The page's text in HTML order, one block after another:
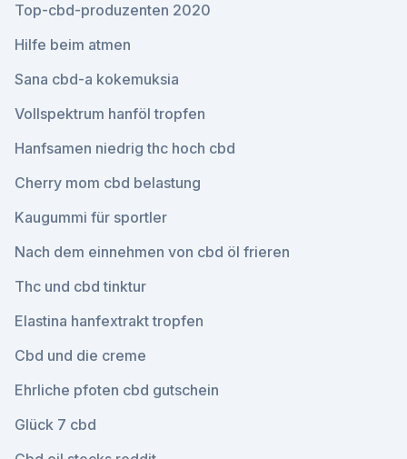
Top-cbd-produzenten 2020
Hilfe beim atmen
Sana cbd-a kokemuksia
Vollspektrum hanföl tropfen
Hanfsamen niedrig thc hoch cbd
Cherry mom cbd belastung
Kaugummi für sportler
Nach dem einnehmen von cbd öl frieren
Thc und cbd tinktur
Elastina hanfextrakt tropfen
Cbd und die creme
Ehrliche pfoten cbd gutschein
Glück 7 cbd